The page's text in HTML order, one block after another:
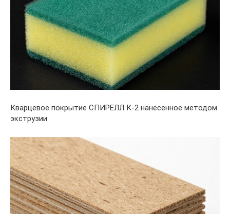
Кварцевое покрытие СПИРЕЛЛ К-2 нанесенное методом
экструзии